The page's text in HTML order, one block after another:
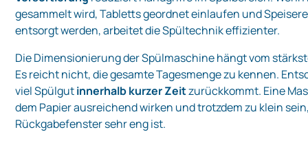
gesammelt wird, Tabletts geordnet einlaufen und
entsorgt werden, arbeitet die Spültechnik effizienter.
Die Dimensionierung der Spülmaschine hängt vom
Es reicht nicht, die gesamte Tagesmenge zu kennen.
viel Spülgutinnerhalb kurzer Zeitzurückkommt. Eine
dem Papier ausreichend wirken und trotzdem zu klein
Rückgabefenster sehr eng ist.